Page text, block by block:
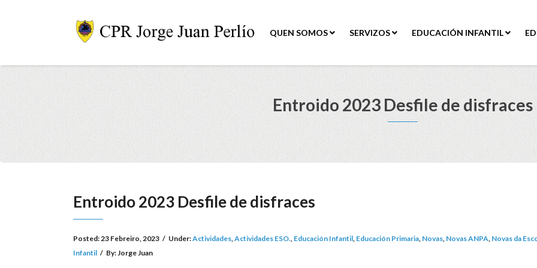
QUEN SOMOS SERVIZOS EDUCACIÓN INFANTIL
Entroido 2023 Desfile de disfraces
Entroido 2023 Desfile de disfraces
Posted:23 Febreiro, 2023 / Under:Actividades,Actividades ESO., Educación Infantil, Educación Primaria, Novas, Novas ANPA, Novas da
Infantil / By:Jorge Juan